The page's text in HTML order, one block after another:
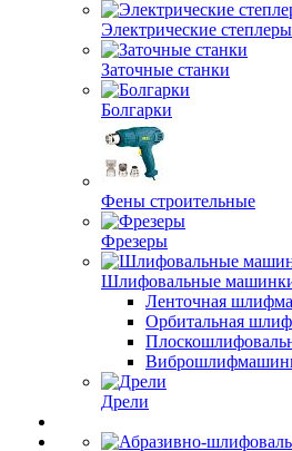
Электрические степлеры
Заточные станки
Болгарки
Фены строительные
Фрезеры
Шлифовальные
Ленточная
Орбитальная
Дрели